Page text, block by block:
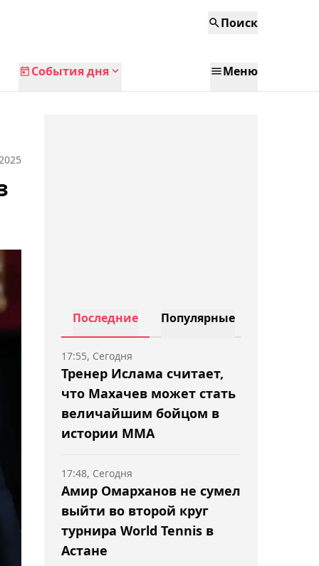
Поиск
События дня Меню
Последние Популярные
Тренер Ислама считает,
что Махачев может стать
величайшим бойцом в
истории ММА
17:55, Сегодня
Амир Омарханов не сумел
выйти во второй круг
турнира World Tennis в
Астане
17:48, Сегодня